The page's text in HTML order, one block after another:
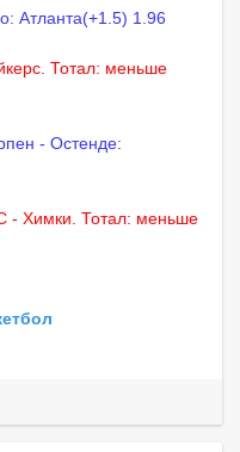
Атланта(+1.5) 1.96
Тотал: меньше
- Остенде:
- Химки. Тотал: меньше